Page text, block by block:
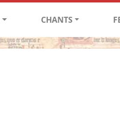
CHANTS